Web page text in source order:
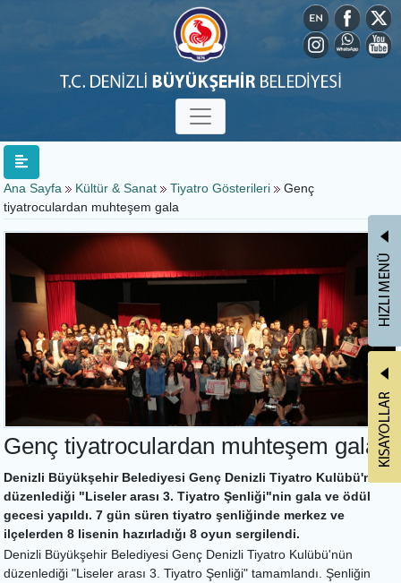
Ana Sayfa Kültür & Sanat Tiyatro Gösterileri
Genç
tiyatroculardan muhteşem gala
Genç tiyatroculardan muhteşem gala
Denizli Büyükşehir Belediyesi Genç Denizli Tiyatro Kulübü'nün
düzenlediği "Liseler arası 3. Tiyatro Şenliği"nin gala ve ödül
gecesi yapıldı. 7 gün süren tiyatro şenliğinde merkez ve
ilçelerden 8 lisenin hazırladığı 8 oyun sergilendi.
Denizli Büyükşehir Belediyesi Genç Denizli Tiyatro Kulübü'nün
düzenlediği "Liseler arası 3. Tiyatro Şenliği" tamamlandı. Şenliğin